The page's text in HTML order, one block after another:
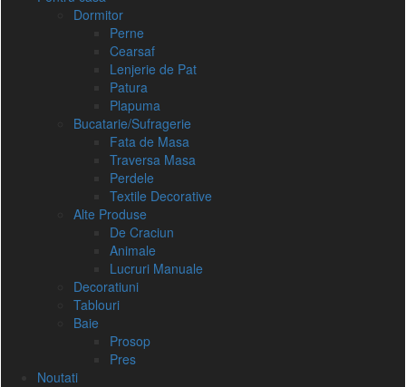
Dormitor
Perne
Cearsaf
Lenjerie de Pat
Patura
Plapuma
Bucatarie/Sufragerie
Fata de Masa
Traversa Masa
Perdele
Textile Decorative
Alte Produse
De Craciun
Animale
Lucruri Manuale
Decoratiuni
Tablouri
Baie
Prosop
Pres
Noutati